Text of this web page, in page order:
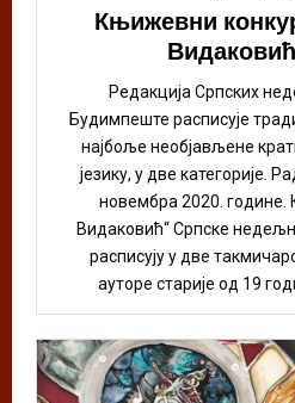
Књижевни
Редакција Српских
Будимпеште расписује
најбоље необјављене
језику, у две категорије.
новембра 2020. године.
Видаковић“ Српске
расписују у две
ауторе старије од 19